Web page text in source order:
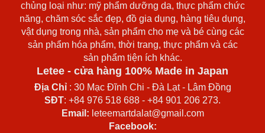
chủng loại như: mỹ phẩm dưỡng da, thực phẩm chức
năng, chăm sóc sắc đẹp, đồ gia dụng, hàng tiêu dụng,
vật dụng trong nhà, sản phẩm cho mẹ và bé cùng các
sản phẩm hóa phẩm, thời trang, thực phẩm và các
sản phẩm tiện ích khác.
Letee - cửa hàng 100% Made in Japan
Địa Chỉ: 30 Mạc Đĩnh Chi - Đà Lạt - Lâm Đồng
SĐT: +84 976 518 688 - +84 901 206 273.
Email: leteemartdalat@gmail.com
Facebook: